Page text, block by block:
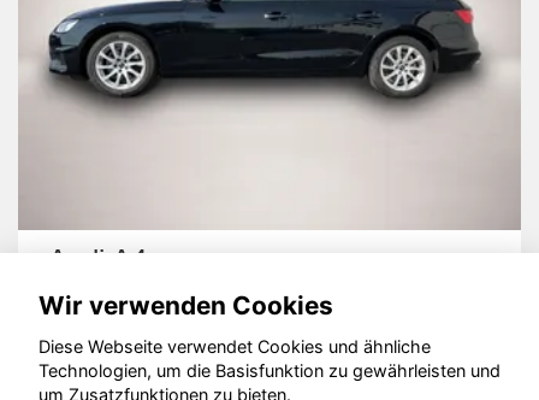
Audi A4
© konjunkturmotor.de GmbH 2020 - 2026
Wir verwenden Cookies
Diese Webseite verwendet Cookies und ähnliche
Technologien, um die Basisfunktion zu gewährleisten und
um Zusatzfunktionen zu bieten.